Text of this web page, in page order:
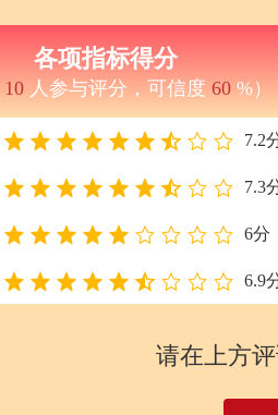
各项指标得分
10人参与评分，可信度 60%）
7.2
7.3
6分
6.9
请在上方